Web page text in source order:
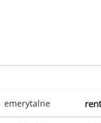
emerytalne